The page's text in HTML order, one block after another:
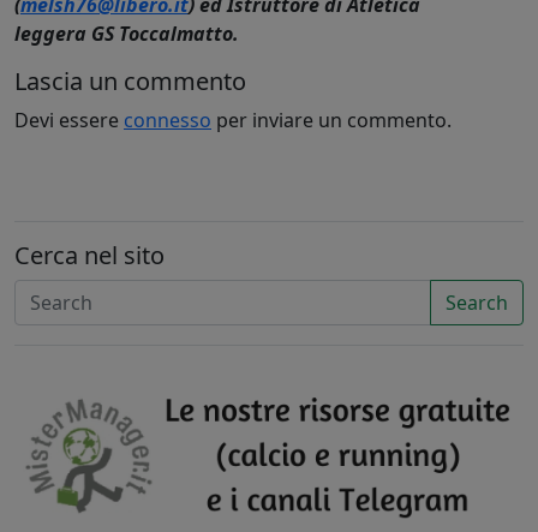
leggera GS Toccalmatto.
Lascia un commento
Devi essere connesso per inviare un commento.
Cerca nel sito
Search